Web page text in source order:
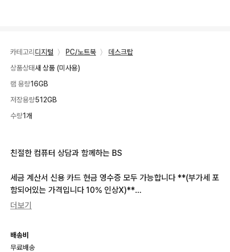
카테고리 디지털 〉 PC/노트북 〉
데스크탑
상품상태새 상품 (미사용)
램 용량16GB
저장용량512GB
수량1개
친절한 컴퓨터 상담과 함께하는 BS
세금 계산서 신용 카드 현금 영수증 모두 가능합니다 **(부가세 포
함되어있는 가격입니다 10% 인상X)**
더보기
배송비
무료배송